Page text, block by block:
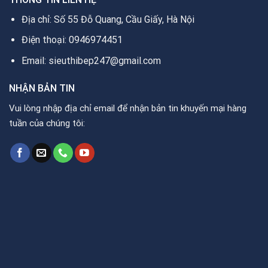
Địa chỉ: Số 55 Đỗ Quang, Cầu Giấy, Hà Nội
Điện thoại: 0946974451
Email: sieuthibep247@gmail.com
NHẬN BẢN TIN
Vui lòng nhập địa chỉ email để nhận bản tin khuyến mại hàng
tuần của chúng tôi: